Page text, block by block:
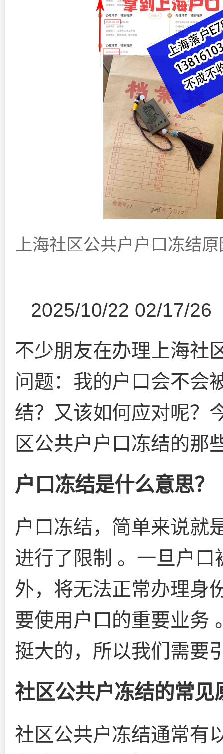
上海社区公共户户口冻结
2025/10/22 02/17/26
不少朋友在办理上海社
问题：我的户口会不会
结？又该如何应对呢？
区公共户户口冻结的那
户口冻结是什么意思？
户口冻结，简单来说就
进行了限制 。一旦户
外，将无法正常办理身
要使用户口的重要业务
挺大的，所以我们需要
社区公共户冻结的常见
社区公共户冻结通常有